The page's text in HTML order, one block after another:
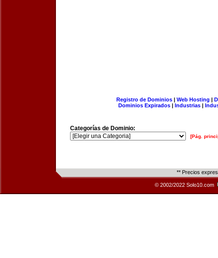
Registro de Dominios| Web Hosting |
Dominios Expirados | Industrias |
Categorías de Dominio:
[Pág.
** Precios
© 2002/2022 Solo10.com